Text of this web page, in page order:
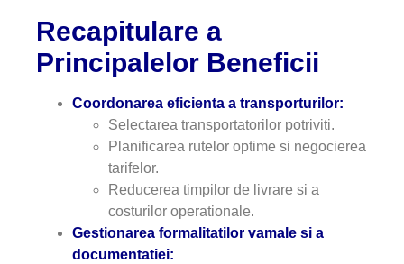
Recapitulare a
Principalelor Beneficii
Coordonarea eficienta a transporturilor:
Selectarea transportatorilor potriviti.
Planificarea rutelor optime si negocierea
tarifelor.
Reducerea timpilor de livrare si a
costurilor operationale.
Gestionarea formalitatilor vamale si a
documentatiei: